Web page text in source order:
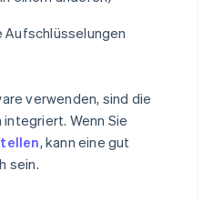
verwenden, sind die
Wenn Sie
, kann eine gut
sein.